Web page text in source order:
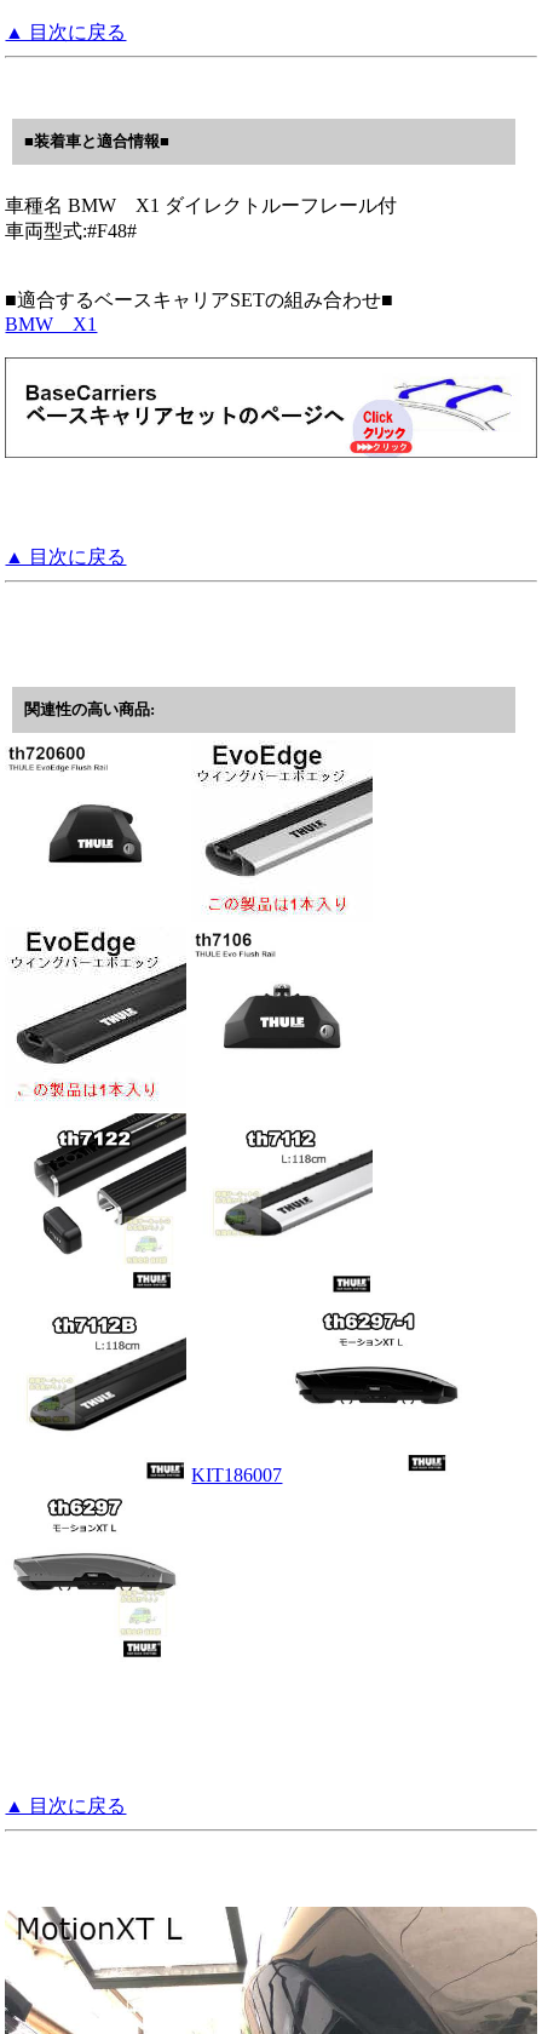
▲ 目次に戻る
■装着車と適合情報■
車種名 BMW X1 ダイレクトルーフレール付
車両型式:#F48#
■適合するベースキャリアSETの組み合わせ■
BMW X1
▲ 目次に戻る
関連性の高い商品:
KIT186007
▲ 目次に戻る